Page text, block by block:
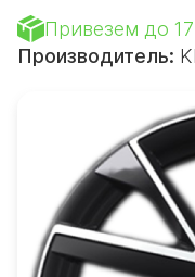
Привезем до 17
Производитель: